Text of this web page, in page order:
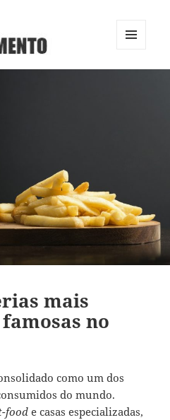
E
mais
no
como um dos
do mundo.
food e casas especializadas,